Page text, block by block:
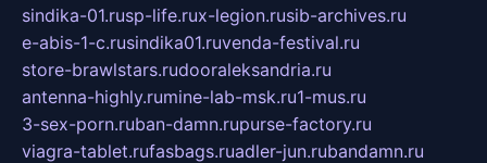
sindika-01.rusp-life.rux-legion.rusib-archives.ru
e-abis-1-c.rusindika01.ruvenda-festival.ru
store-brawlstars.rudooraleksandria.ru
antenna-highly.rumine-lab-msk.ru1-mus.ru
3-sex-porn.ruban-damn.rupurse-factory.ru
viagra-tablet.rufasbags.ruadler-jun.rubandamn.ru